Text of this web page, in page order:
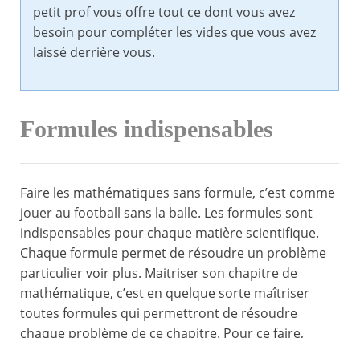
petit prof vous offre tout ce dont vous avez
besoin pour compléter les vides que vous avez
laissé derrière vous.
Formules indispensables
Faire les mathématiques sans formule, c’est comme
jouer au football sans la balle. Les formules sont
indispensables pour chaque matière scientifique.
Chaque formule permet de résoudre un problème
particulier voir plus. Maitriser son chapitre de
mathématique, c’est en quelque sorte maîtriser
toutes formules qui permettront de résoudre
chaque problème de ce chapitre. Pour ce faire,